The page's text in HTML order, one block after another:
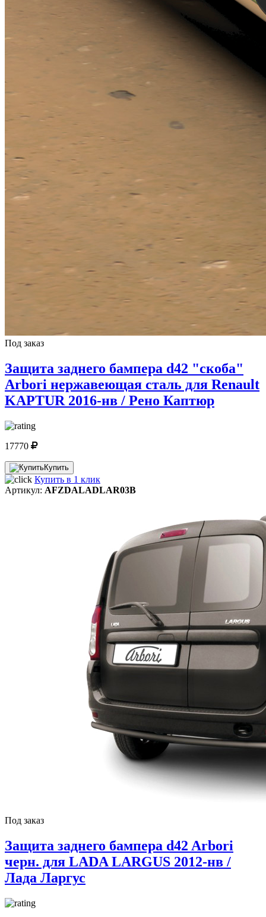
Под заказ
Защита заднего бампера d42 "скоба"
Arbori нержавеющая сталь для Renault
KAPTUR 2016-нв / Рено Каптюр
17770
Купить
Купить в 1 клик
Артикул: AFZDALADLAR03B
Под заказ
Защита заднего бампера d42 Arbori
черн. для LADA LARGUS 2012-нв /
Лада Ларгус